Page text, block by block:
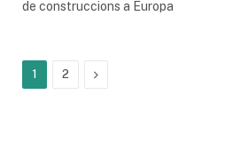
de construccions a Europa
1 2 Next